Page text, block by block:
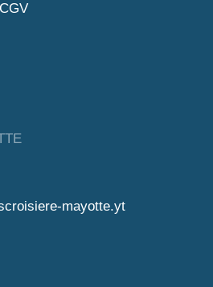
mayotte.yt